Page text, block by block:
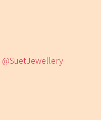
@SuetJewellery